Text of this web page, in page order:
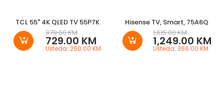
TCL 55" 4K QLED TV 55P7K
979.00 KM
729.00 KM
Ušteda: 250.00 KM
Hisense TV, Smart, 75A6Q
1,615.00 KM
1,249.00 KM
Ušteda: 366.00 KM